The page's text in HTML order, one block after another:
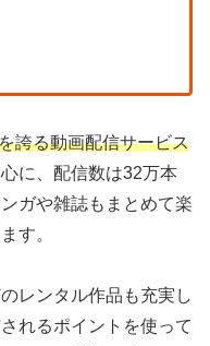
誇る動画配信サービス
に、配信数は32万本
ガや雑誌もまとめて楽
す。
レンタル作品も充実し
れるポイントを使って